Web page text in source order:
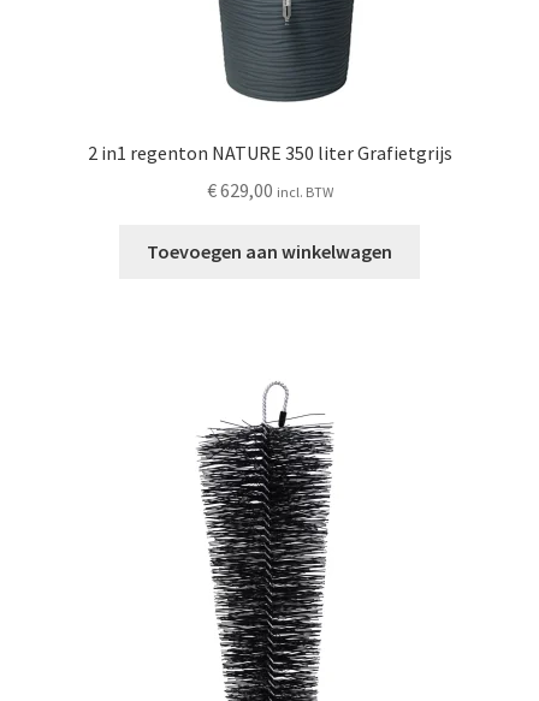
2 in1 regenton NATURE 350 liter Grafietgrijs
€629,00 incl. BTW
Toevoegen aan winkelwagen